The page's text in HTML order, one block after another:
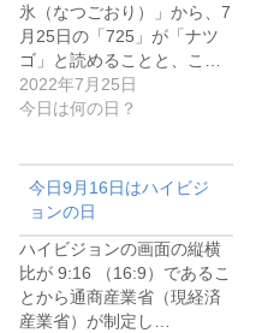
氷（なつごおり）」から、7
月25日の「725」が「ナツ
ゴ」と読めることと、こ…
2022年7月25日
今日は何の日？
今日9月16日はハイビジ
ョンの日
ハイビジョンの画面の縦横
比が 9:16 （16:9）であるこ
とから通商産業省（現経済
産業省）が制定し…